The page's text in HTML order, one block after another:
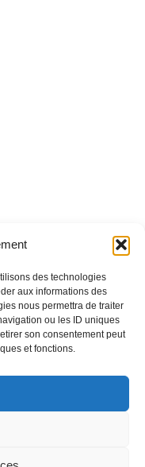
des technologies
aux informations des
nous permettra de traiter
ou les ID uniques
son consentement peut
et fonctions.
entreprise ?